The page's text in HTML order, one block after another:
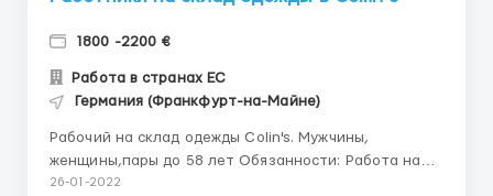
1800 -2200 €
Работа в странах ЕС
Германия (Франкфурт-на-Майне)
Рабочий на склад одежды Colin's. Мужчины,
женщины,пары до 58 лет Обязанности: Работа на
сортировке и комплектации одежды Отбраковка
26-01-2022